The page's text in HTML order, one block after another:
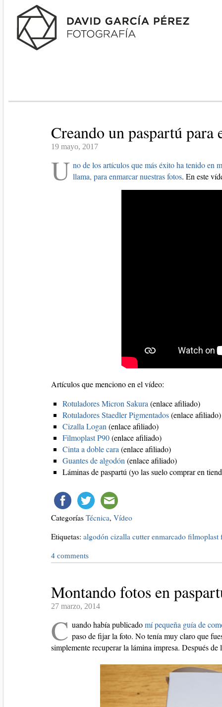
Creando un paspartú para
19 mayo, 2017
U no de los artículos que más éxito ha tenido en
llama, para enmarcar nuestras fotos. En este
Artículos que menciono en el vídeo:
Rotuladores Micron Sakura (enlace afiliado)
Rotuladores Staedler Pigmentados(enlace afiliado)
Cizalla Logan (enlace afiliado)
Filmoplast P90(enlace afiliado)
Cinta a doble cara (enlace afiliado)
Guantes de algodón (enlace afiliado)
Láminas de paspartú (yo las suelo comprar en
Categorías Técnica, Vídeo
Etiquetas: algodón cizalla cutter enmarcado filmoplast
4 comments
Montando fotos en
27 marzo, 2014
C uando había publicadomí pequeña guía de
paso de fijar la foto. No tenía muy claro que
simplemente recuperar la lámina impresa. Después